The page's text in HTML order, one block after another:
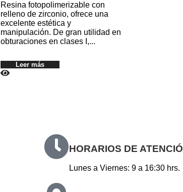
Resina fotopolimerizable con
relleno de zirconio, ofrece una
excelente estética y
manipulación. De gran utilidad en
obturaciones en clases I,...
Leer más
HORARIOS DE
Lunes a Viernes: 9 a 16:30 hrs.